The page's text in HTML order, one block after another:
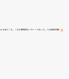
ら出てくる。 これが原則的なパターンであった。 だが最近は画…続